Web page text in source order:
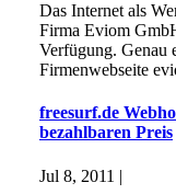
Das Internet als
Firma Eviom
Verfügung. Genau
Firmenwebseite
freesurf.de
bezahlbaren Preis
Jul 8, 2011 |